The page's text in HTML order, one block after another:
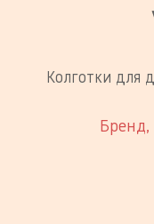
Колготки для